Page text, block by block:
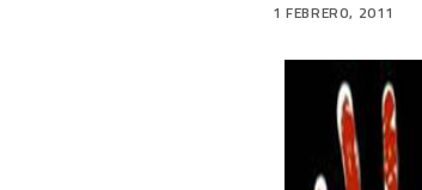
1 FEBRERO, 2011